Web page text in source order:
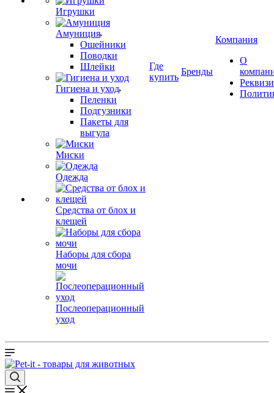
Игрушки
Амуниция
Ошейники
Поводки
Шлейки
Гигиена и уход
Пеленки
Подгузники
Пакеты для
выгула
Миски
Одежда
Средства от блох и
клещей
Наборы для сбора
мочи
Послеоперационный
уход
Где
купить
Бренды
Компания
О